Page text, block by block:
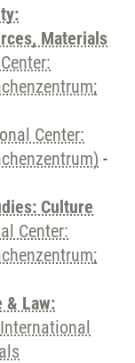
Materials
Center:
-
Culture
Center:
& Law:
International